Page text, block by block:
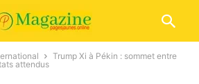
Trump Xi à Pékin : sommet entre
attendus